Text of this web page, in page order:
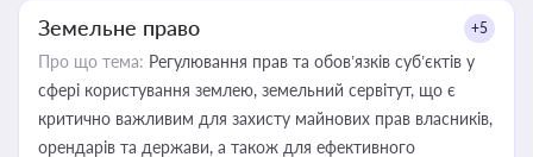
Земельне право +5
Про що тема: Регулювання прав та обов’язків суб’єктів у
сфері користування землею, земельний сервітут, що є
критично важливим для захисту майнових прав власників,
орендарів та держави, а також для ефективного